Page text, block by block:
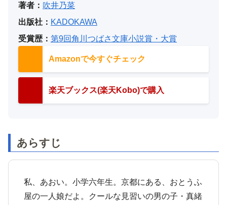
著者： 吹井乃菜
出版社： KADOKAWA
受賞歴： 第9回角川つばさ文庫小説賞・大賞
Amazonで今すぐチェック
楽天ブックス(楽天Kobo)で購入
あらすじ
私、あおい。小学六年生。京都にある、おとうふ
屋の一人娘だよ。クールな見習いの男の子・真緒